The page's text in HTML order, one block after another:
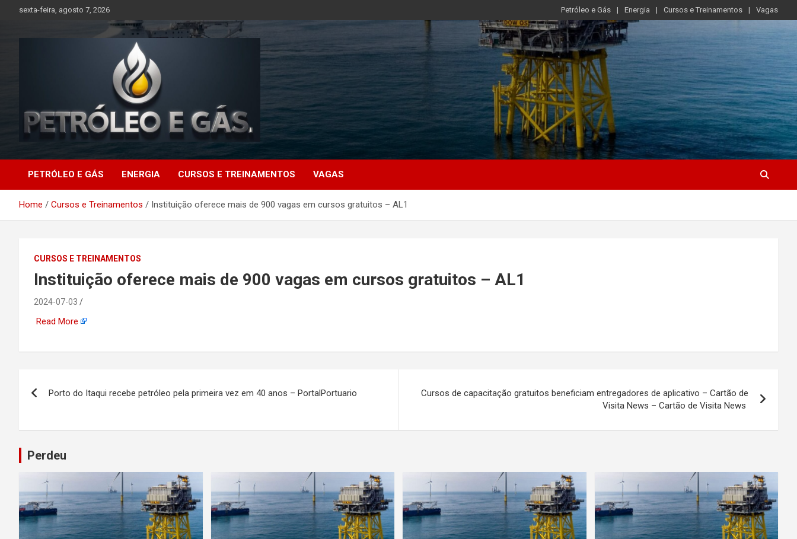
sexta-feira, agosto 7, 2026 Petróleo e Gás Energia Cursos e Treinamentos Vagas
Petróleo e Gás |
Últimas notícias
relacionadas a
petróleo, gás, vagas de
emprego, energia, setor
offshore, economia,
indústria naval, etc
PETRÓLEO E GÁS ENERGIA CURSOS E TREINAMENTOS VAGAS
Home Cursos e Treinamentos Instituição oferece mais de 900 vagas em cursos gratuitos – AL1
CURSOS E TREINAMENTOS
Instituição oferece mais de 900 vagas em cursos gratuitos – AL1
2024-07-03
Read More
de
Post
Porto do Itaqui recebe petróleo pela primeira vez em 40 anos – PortalPortuario
Cursos de capacitação gratuitos beneficiam entregadores de aplicativo – Cartão de
Visita News – Cartão de Visita News
Perdeu